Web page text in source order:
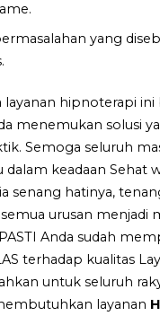
yang
layanan hipnoterapi ini
menemukan solusi
Semoga seluruh
dalam keadaan Sehat
senang hatinya,
urusan menjadi
Anda sudah
terhadap kualitas
untuk seluruh
layanan